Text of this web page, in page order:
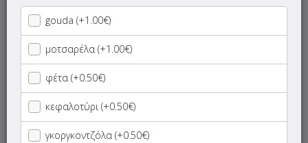
ΜΕΝΟΥ ΠΛΗΡΟΦΟΡΙΕΣ ΑΞΙΟΛΟΓΗΣΕΙΣ
Οι προσφορές ισχύουν για τις παραγγελίες εντός
Χρυσούπολης!
Για παραγγελίες εκτός Χρυσούπολης η ελάχιστη
παραγγελία είναι 25€ και το κόστος διανομής 3.00€.
gouda (+1.00€)
μοτσαρέλα (+1.00€)
φέτα (+0.50€)
κεφαλοτύρι (+0.50€)
γκοργκοντζόλα (+0.50€)